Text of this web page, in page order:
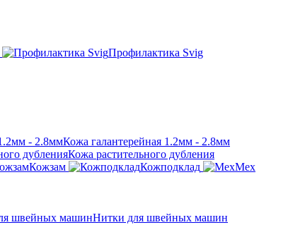
Профилактика Svig
Кожа галантерейная 1.2мм - 2.8мм
Кожа растительного дубления
Кожзам Кожподклад Мех
Нитки для швейных машин